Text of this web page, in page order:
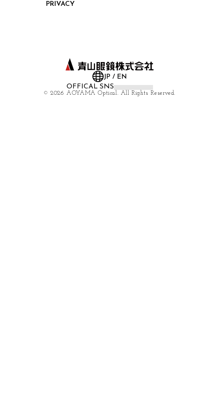
PRIVACY
JP / EN
OFFICAL SNS
©2026 AOYAMA Optical. All Rights Reserved.